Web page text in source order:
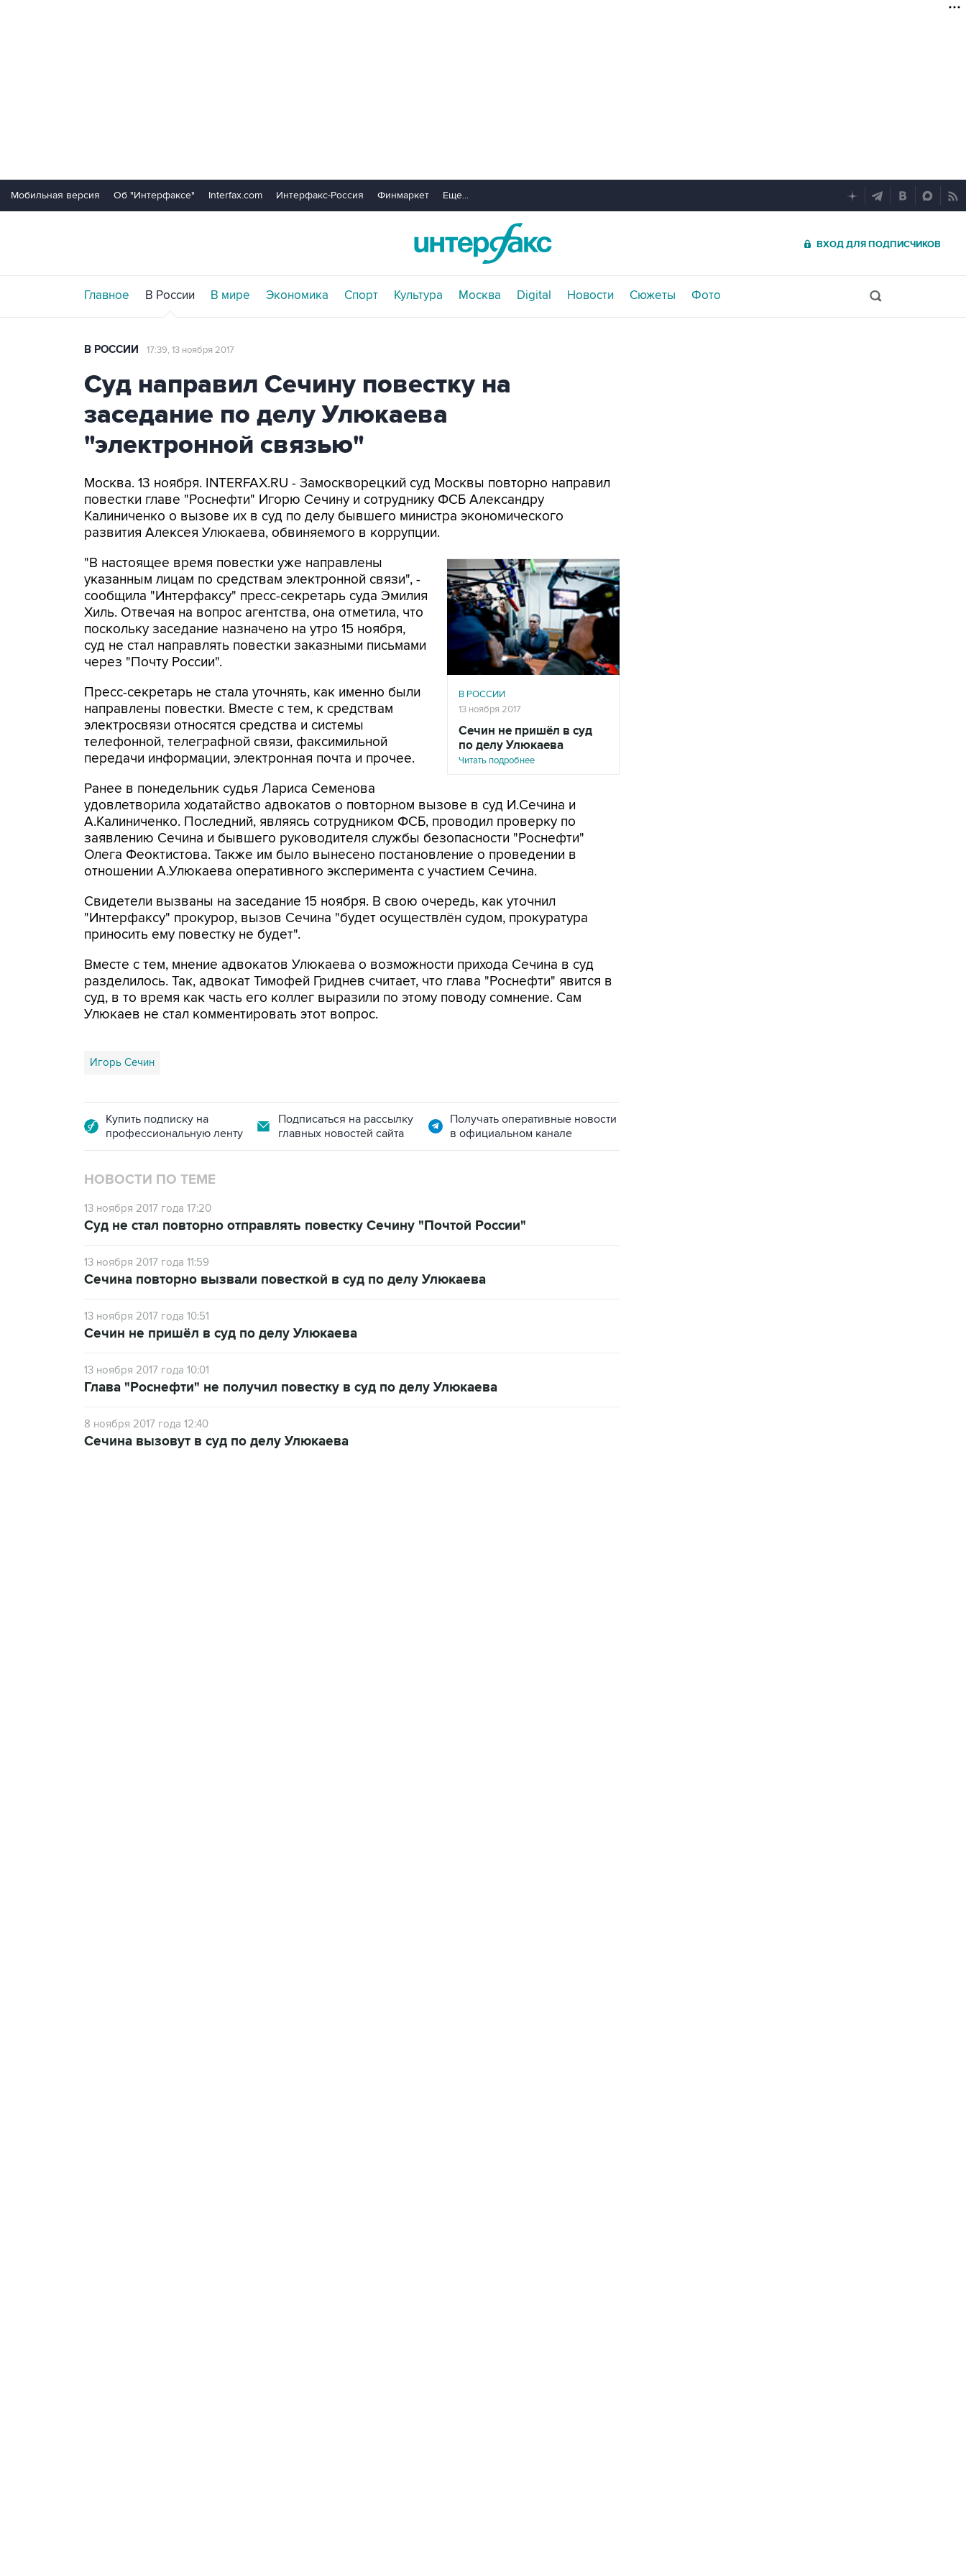
Мобильная версия Об "Интерфаксе" Interfax.com Интерфакс-Россия Финмаркет Еще...
ВХОД ДЛЯ ПОДПИСЧИКОВ
Главное В России В мире Экономика Спорт Культура Москва Digital Новости Сюжеты Фото
В РОССИИ 17:39, 13 ноября 2017
Суд направил Сечину повестку на
заседание по делу Улюкаева
"электронной связью"
Москва. 13 ноября. INTERFAX.RU - Замоскворецкий суд Москвы повторно направил
повестки главе "Роснефти" Игорю Сечину и сотруднику ФСБ Александру
Калиниченко о вызове их в суд по делу бывшего министра экономического
развития Алексея Улюкаева, обвиняемого в коррупции.
В РОССИИ
13 ноября 2017
Сечин не пришёл в суд
по делу Улюкаева
Читать подробнее
"В настоящее время повестки уже направлены
указанным лицам по средствам электронной связи", -
сообщила "Интерфаксу" пресс-секретарь суда Эмилия
Хиль. Отвечая на вопрос агентства, она отметила, что
поскольку заседание назначено на утро 15 ноября,
суд не стал направлять повестки заказными письмами
через "Почту России".
Пресс-секретарь не стала уточнять, как именно были
направлены повестки. Вместе с тем, к средствам
электросвязи относятся средства и системы
телефонной, телеграфной связи, факсимильной
передачи информации, электронная почта и прочее.
Ранее в понедельник судья Лариса Семенова
удовлетворила ходатайство адвокатов о повторном вызове в суд И.Сечина и
А.Калиниченко. Последний, являясь сотрудником ФСБ, проводил проверку по
заявлению Сечина и бывшего руководителя службы безопасности "Роснефти"
Олега Феоктистова. Также им было вынесено постановление о проведении в
отношении А.Улюкаева оперативного эксперимента с участием Сечина.
Свидетели вызваны на заседание 15 ноября. В свою очередь, как уточнил
"Интерфаксу" прокурор, вызов Сечина "будет осуществлён судом, прокуратура
приносить ему повестку не будет".
Вместе с тем, мнение адвокатов Улюкаева о возможности прихода Сечина в суд
разделилось. Так, адвокат Тимофей Гриднев считает, что глава "Роснефти" явится в
суд, в то время как часть его коллег выразили по этому поводу сомнение. Сам
Улюкаев не стал комментировать этот вопрос.
Игорь Сечин
Купить подписку на
профессиональную ленту
Подписаться на рассылку
главных новостей сайта
Получать оперативные новости
в официальном канале
НОВОСТИ ПО ТЕМЕ
13 ноября 2017 года 17:20
Суд не стал повторно отправлять повестку Сечину "Почтой России"
13 ноября 2017 года 11:59
Сечина повторно вызвали повесткой в суд по делу Улюкаева
13 ноября 2017 года 10:51
Сечин не пришёл в суд по делу Улюкаева
13 ноября 2017 года 10:01
Глава "Роснефти" не получил повестку в суд по делу Улюкаева
8 ноября 2017 года 12:40
Сечина вызовут в суд по делу Улюкаева